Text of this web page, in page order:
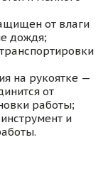
от влаги
дождя;
на рукоятке —
от
работы;
и